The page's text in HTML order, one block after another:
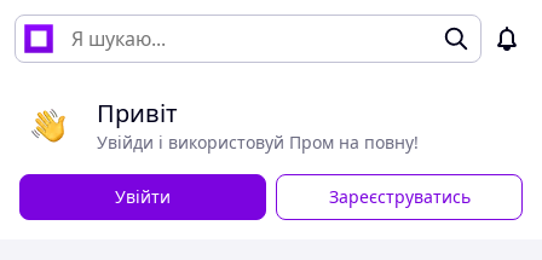
Привіт
Увійди і використовуй Пром на повну!
Увійти Зареєструватись